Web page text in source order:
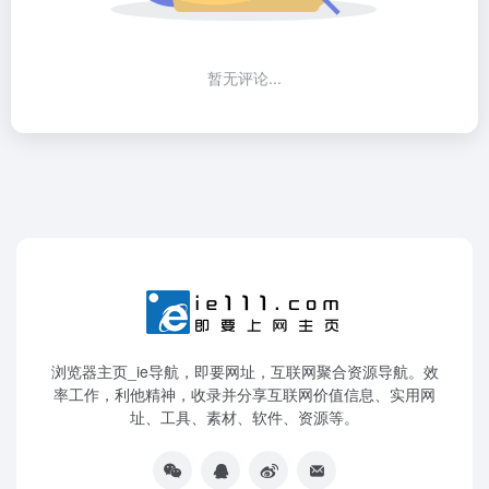
暂无评论...
浏览器主页_ie导航，即要网址，互联网聚合资源导航。效
率工作，利他精神，收录并分享互联网价值信息、实用网
址、工具、素材、软件、资源等。